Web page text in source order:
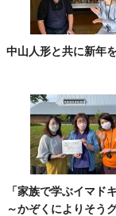
中山人形と共に新年を
「家族で学ぶイマド
～かぞくによりそう